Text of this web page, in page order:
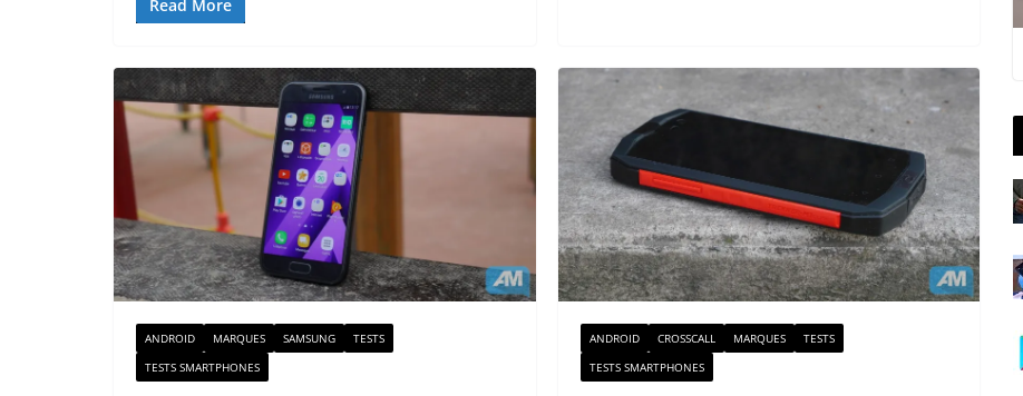
Read More
ANDROID MARQUES SAMSUNG
TESTS
TESTS SMARTPHONES
ANDROID CROSSCALL MARQUES
TESTS
TESTS SMARTPHONES